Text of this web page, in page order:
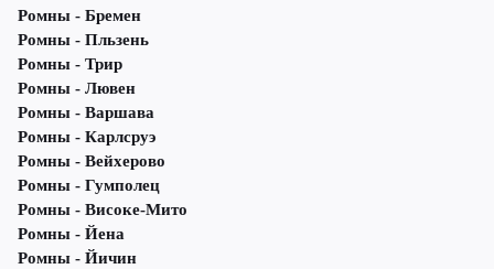
Ромны - Бремен
Ромны - Пльзень
Ромны - Трир
Ромны - Лювен
Ромны - Варшава
Ромны - Карлсруэ
Ромны - Вейхерово
Ромны - Гумполец
Ромны - Високе-Мито
Ромны - Йена
Ромны - Йичин